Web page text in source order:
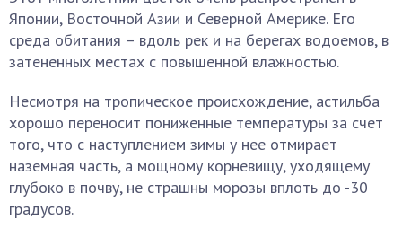
Японии, Восточной Азии и Северной Америке. Его
среда обитания – вдоль рек и на берегах водоемов, в
затененных местах с повышенной влажностью.
Несмотря на тропическое происхождение, астильба
хорошо переносит пониженные температуры за счет
того, что с наступлением зимы у нее отмирает
наземная часть, а мощному корневищу, уходящему
глубоко в почву, не страшны морозы вплоть до -30
градусов.